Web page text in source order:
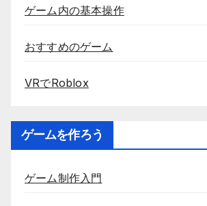
ゲーム内の基本操作
おすすめのゲーム
VRでRoblox
ゲームを作ろう
ゲーム制作入門